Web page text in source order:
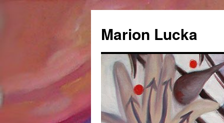
Marion Lucka